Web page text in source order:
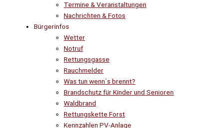
Termine & Veranstaltungen
Nachrichten & Fotos
Bürgerinfos
Wetter
Notruf
Rettungsgasse
Rauchmelder
Was tun wenn´s brennt?
Brandschutz für Kinder und Senioren
Waldbrand
Rettungskette Forst
Kennzahlen PV-Anlage